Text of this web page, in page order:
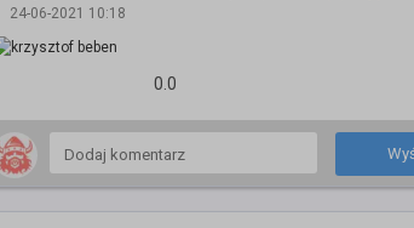
24-06-2021 10:18
0.0